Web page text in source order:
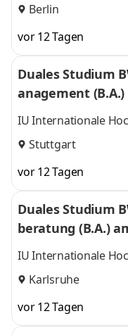
Berlin
vor 12 Tagen
Duales Studium
anagement
IU Internationale
Stuttgart
vor 12 Tagen
Duales Studium
beratung (B.A.)
IU Internationale
Karlsruhe
vor 12 Tagen